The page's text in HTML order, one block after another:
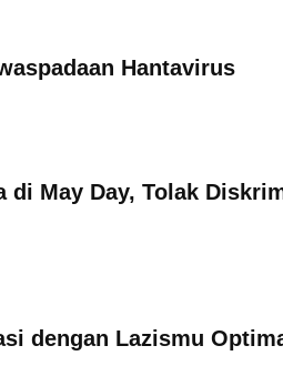
Hantavirus
di May Day, Tolak
dengan Lazismu